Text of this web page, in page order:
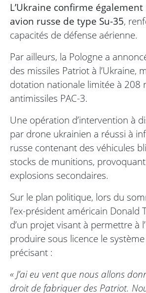
L’Ukraine confirme également
avion russe de type Su-35,
capacités de défense aérienne.
Par ailleurs, la Pologne a
des missiles Patriot à l’Ukraine,
dotation nationale limitée à 208
antimissiles PAC-3.
Une opération d’intervention à
par drone ukrainien a réussi à
russe contenant des véhicules
stocks de munitions,
explosions secondaires.
Sur le plan politique, lors du
l’ex-président américain Donald
d’un projet visant à permettre à
produire sous licence le
précisant :
« J’ai eu vent que nous allons
droit de fabriquer des Patriot.